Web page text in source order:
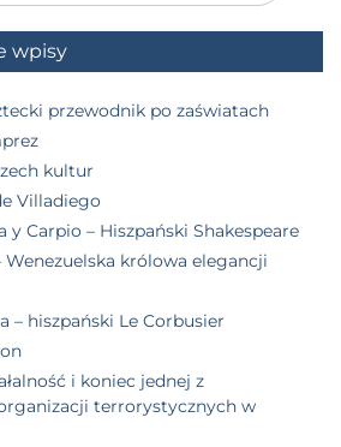
wpisy
przewodnik po zaświatach
kultur
Villadiego
y Carpio – Hiszpański Shakespeare
Wenezuelska królowa elegancji
– hiszpański Le Corbusier
i koniec jednej z
terrorystycznych w